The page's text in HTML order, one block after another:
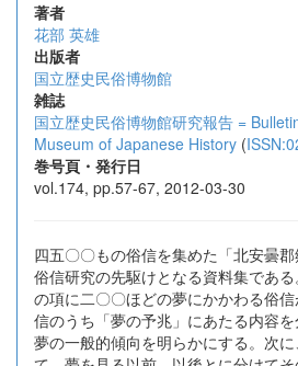
著者
花部 英雄
出版者
国立歴史民俗博物館
雑誌
国立歴史民俗博物館研究報告 =
Museum of Japanese History (
巻号頁・発行日
vol.174, pp.57-67, 2012-03-30
四五〇〇もの俗信を集めた「北安曇
俗信研究の先駆けとなる資料集である
の項に二〇〇ほどの夢にかかわる俗
信のうち「夢の予兆」にあたる内容
夢の一般的傾向を明らかにする。次